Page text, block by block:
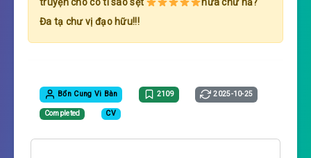
truyện cho có tí sao sẹt
nữa chứ hả?
Đa tạ chư vị đạo hữu!!!
Bổn Cung Vi Bàn 2109 2025-10-25
Completed CV